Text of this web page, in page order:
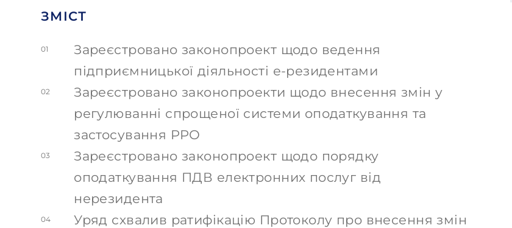
ЗМІСТ
01
Зареєстровано законопроект щодо ведення
підприємницької діяльності е-резидентами
02
Зареєстровано законопроекти щодо внесення змін у
регулюванні спрощеної системи оподаткування та
застосування РРО
03
Зареєстровано законопроект щодо порядку
оподаткування ПДВ електронних послуг від
нерезидента
04
Уряд схвалив ратифікацію Протоколу про внесення змін